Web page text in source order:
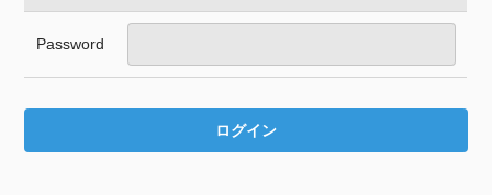
Password